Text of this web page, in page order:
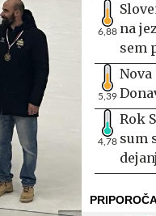
6,88 na
sem
5,39
4,78
Rok
sum